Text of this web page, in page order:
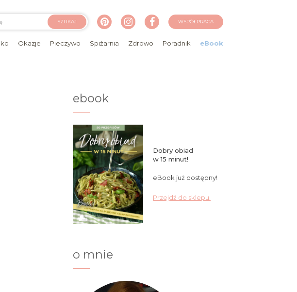
SZUKAJ WSPÓŁPRACA
Okazje Pieczywo Spiżarnia Zdrowo Poradnik eBook
ebook
Dobry obiad
w 15 minut!
eBook już dostępny!
Przejdź do sklepu.
o mnie